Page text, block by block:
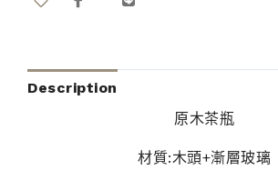
Description
原木茶瓶
材質:木頭+漸層玻璃